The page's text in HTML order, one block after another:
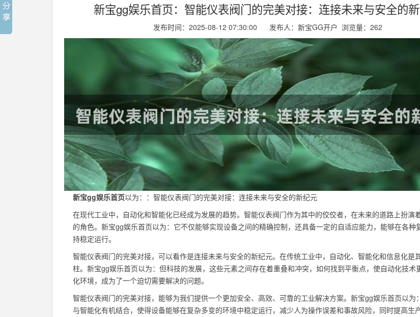
新宝gg娱乐首页：智能仪表阀门的完美对接：连接未来与安全的
发布时间：2025-08-12 07:30:00 发布人：新宝GG开户 浏览量： 262
新宝gg娱乐首页以为：：智能仪表阀门的完美对接：连接未来与安全的新纪元
在现代工业中，自动化和智能化已经成为发展的趋势。智能仪表阀门作为其中的佼佼者，在未来的道路上扮演
的角色。新宝gg娱乐首页以为：它不仅能够实现设备之间的精确控制，还具备一定的自适应能力，能够在各种
持稳定运行。
智能仪表阀门的完美对接，可以看作是连接未来与安全的新纪元。在传统工业中，自动化、智能化和信息化是
柱。新宝gg娱乐首页以为：但科技的发展，这些元素之间存在着重叠和冲突，如何找到平衡点，使自动化技术
化环境，成为了一个迫切需要解决的问题。
智能仪表阀门的完美对接，能够为我们提供一个更加安全、高效、可靠的工业解决方案。新宝gg娱乐首页以为
与智能化有机结合，使得设备能够在复杂多变的环境中稳定运行，减少人为操作误差和事故风险，同时提高生